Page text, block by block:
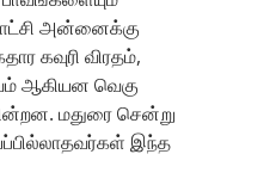
அன்னைக்கு
கவுரி விரதம்,
ஆகியன வெகு
மதுரை சென்று
இந்த